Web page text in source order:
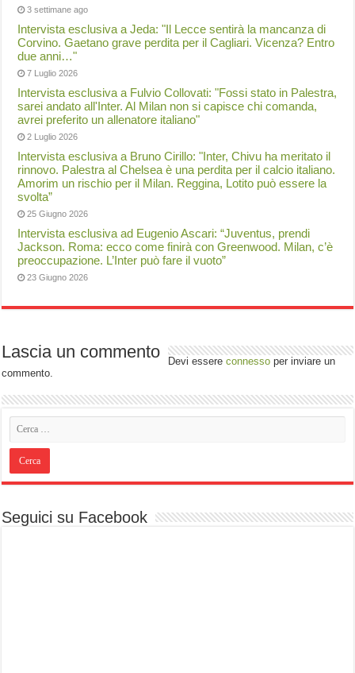
3 settimane ago
Intervista esclusiva a Jeda: "Il Lecce sentirà la mancanza di
Corvino. Gaetano grave perdita per il Cagliari. Vicenza? Entro
due anni…"
7 Luglio 2026
Intervista esclusiva a Fulvio Collovati: "Fossi stato in Palestra,
sarei andato all'Inter. Al Milan non si capisce chi comanda,
avrei preferito un allenatore italiano"
2 Luglio 2026
Intervista esclusiva a Bruno Cirillo: "Inter, Chivu ha meritato il
rinnovo. Palestra al Chelsea è una perdita per il calcio italiano.
Amorim un rischio per il Milan. Reggina, Lotito può essere la
svolta”
25 Giugno 2026
Intervista esclusiva ad Eugenio Ascari: “Juventus, prendi
Jackson. Roma: ecco come finirà con Greenwood. Milan, c’è
preoccupazione. L’Inter può fare il vuoto”
23 Giugno 2026
Lascia un commento Devi essereconnesso per inviare un
commento.
Seguici su Facebook